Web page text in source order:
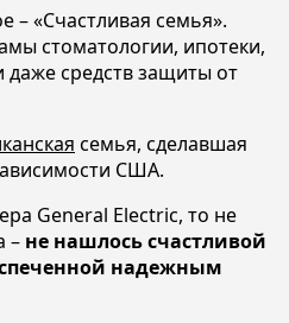
– «Счастливая семья».
стоматологии, ипотеки,
даже средств защиты от
семья, сделавшая
США.
General Electric, то не
– не нашлось счастливой
надежным